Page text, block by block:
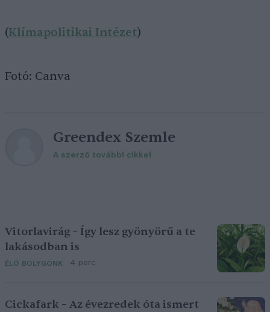
(Klímapolitikai Intézet)
Fotó: Canva
Greendex Szemle
A szerző további cikkei
Vitorlavirág – Így lesz gyönyörű a te
lakásodban is
ÉLŐ BOLYGÓNK 4 perc
Cickafark – Az évezredek óta ismert